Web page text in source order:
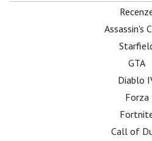
Assassin's
GTA
Diablo
Forza
Call of